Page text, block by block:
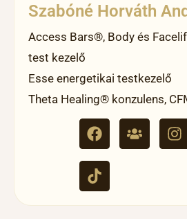
Szabóné Horváth
Access Bars®, Body és
test kezelő
Esse energetikai testkezelő
Theta Healing® konzulens,